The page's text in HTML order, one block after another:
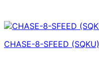
CHASE-8-SFEED (SQKU)